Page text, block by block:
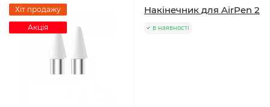
Хіт продажу
Акція
Накінечник для AirPen 2
в наявності